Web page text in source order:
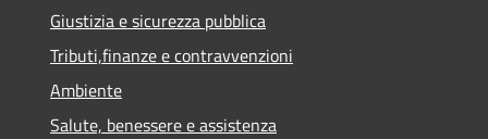
Giustizia e sicurezza pubblica
Tributi,finanze e contravvenzioni
Ambiente
Salute, benessere e assistenza